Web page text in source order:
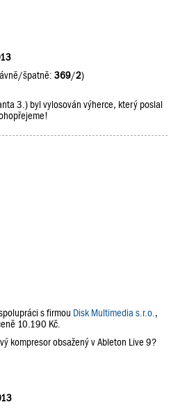
špatně: 369/2)
3.) byl vylosován výherce, který poslal
s firmou Disk Multimedia s.r.o. ,
10.190 Kč.
kompresor obsažený v Ableton Live 9?